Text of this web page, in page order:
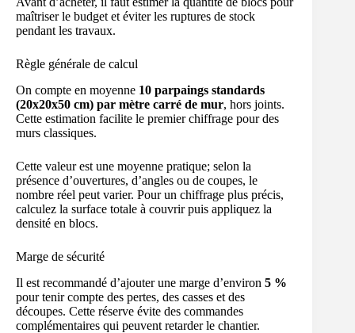
maîtriser le budget et éviter les ruptures de stock
pendant les travaux.
Règle générale de calcul
On compte en moyenne 10 parpaings standards
(20x20x50 cm) par mètre carré de mur, hors joints.
Cette estimation facilite le premier chiffrage pour des
murs classiques.
Cette valeur est une moyenne pratique; selon la
présence d’ouvertures, d’angles ou de coupes, le
nombre réel peut varier. Pour un chiffrage plus précis,
calculez la surface totale à couvrir puis appliquez la
densité en blocs.
Marge de sécurité
Il est recommandé d’ajouter une marge d’environ 5 %
pour tenir compte des pertes, des casses et des
découpes. Cette réserve évite des commandes
complémentaires qui peuvent retarder le chantier.